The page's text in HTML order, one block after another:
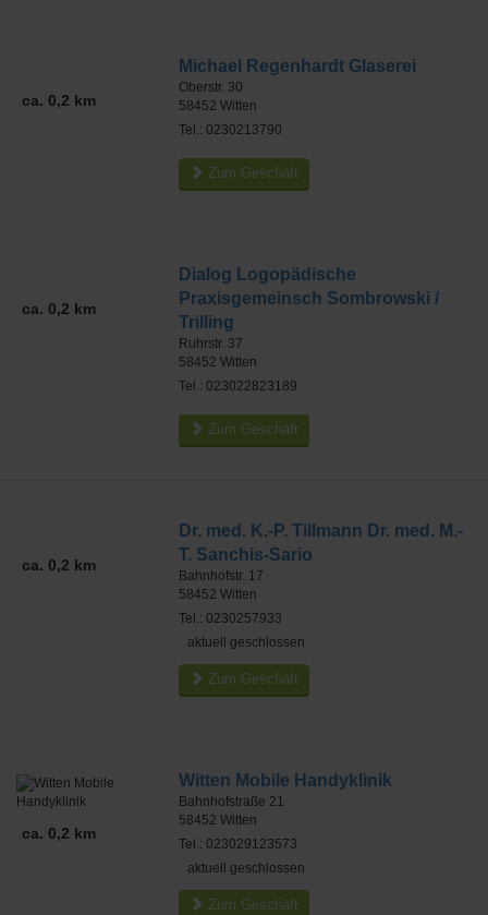
ca. 0,2 km
Michael Regenhardt Glaserei
Oberstr. 30
58452 Witten
Tel.: 0230213790
Zum Geschäft
ca. 0,2 km
Dialog Logopädische
Praxisgemeinsch Sombrowski /
Trilling
Ruhrstr. 37
58452 Witten
Tel.: 023022823189
Zum Geschäft
ca. 0,2 km
Dr. med. K.-P. Tillmann Dr. med. M.-
T. Sanchis-Sario
Bahnhofstr. 17
58452 Witten
Tel.: 0230257933
aktuell geschlossen
Zum Geschäft
ca. 0,2 km
Witten Mobile Handyklinik
Bahnhofstraße 21
58452 Witten
Tel.: 023029123573
aktuell geschlossen
Zum Geschäft